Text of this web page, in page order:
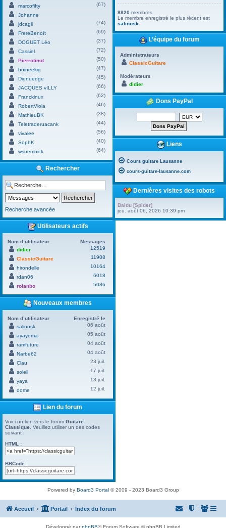
marcofifty
(67)
Johanne
jdcagli
(74)
FrereBenoît
(69)
DOGUET Léo
(37)
Cassiel
(72)
Pierrotinot
(50)
boineekig
(47)
Dienuedge
(45)
JACQUES vILLY
(66)
Franckinux
(62)
RobertViola
(46)
MathieuBK
(38)
Teletraderuacank
(44)
vivalee
(56)
SophK
(40)
wsuemnick
(64)
Rechercher
Recherche avancée
Utilisateurs actifs
Nom d’utilisateur
Messages
didier
12519
ClassicGuitare
11908
hirondelle
10164
rdan06
6018
rolanbo
5086
Nouveaux membres
Nom d’utilisateur
Enregistré le
salinosk
06 août
ayayema
05 août
ramfuture
04 août
Narbe62
04 août
Clau
23 juil.
soleil
17 juil.
yaya
13 juil.
dome
12 juil.
Lien du forum
Voici un lien vers le forum Guitare
Classique . Veuillez utiliser un des codes
suivant :
HTML :
BBCode :
8820 membres
Le membre enregistré le plus récent est
salinosk
L’équipe du forum
Administrateurs
ClassicGuitare
Modérateurs
didier
Dons PayPal
Liens
Cours guitare Lausanne
cours-guitare-lausanne.com
Dernières visites des robots
Baidu [Spider]
jeu. août 06, 2026 10:39 pm
Powered by Board3 Portal© 2009 - 2023 Board3 Group
Accueil Portail Index du forum
Développé parphpBB® Forum Software © phpBB Limited